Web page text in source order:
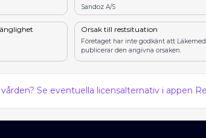
Sandoz A/S
Orsak till restsituation
Företaget har inte godkänt att
publicerar den angivna orsaken.
Se eventuella licensalternativ i appen